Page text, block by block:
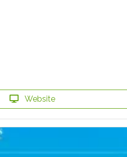
Website